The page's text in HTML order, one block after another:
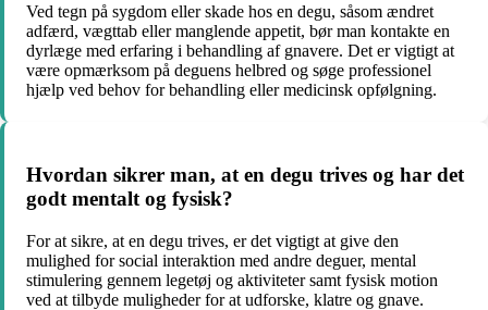
Ved tegn på sygdom eller skade hos en degu, såsom ændret
adfærd, vægttab eller manglende appetit, bør man kontakte en
dyrlæge med erfaring i behandling af gnavere. Det er vigtigt at
være opmærksom på deguens helbred og søge professionel
hjælp ved behov for behandling eller medicinsk opfølgning.
Hvordan sikrer man, at en degu trives og har det
godt mentalt og fysisk?
For at sikre, at en degu trives, er det vigtigt at give den
mulighed for social interaktion med andre deguer, mental
stimulering gennem legetøj og aktiviteter samt fysisk motion
ved at tilbyde muligheder for at udforske, klatre og gnave.